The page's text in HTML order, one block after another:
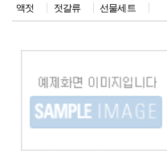
액젓
젓갈류 선물세트